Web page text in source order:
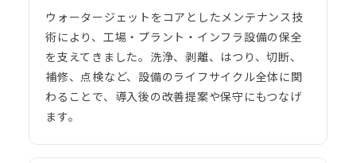
ウォータージェットをコアとしたメンテナンス技
術により、工場・プラント・インフラ設備の保全
を支えてきました。洗浄、剥離、はつり、切断、
補修、点検など、設備のライフサイクル全体に関
わることで、導入後の改善提案や保守にもつなげ
ます。